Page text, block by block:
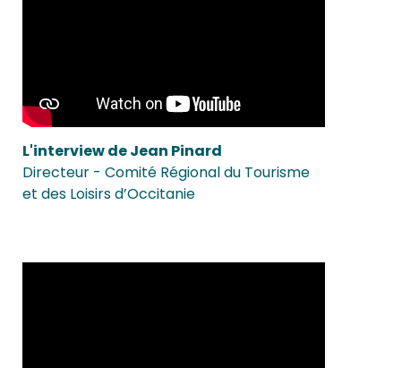
L'interview de Jean Pinard
Directeur - Comité Régional du Tourisme
et des Loisirs d’Occitanie